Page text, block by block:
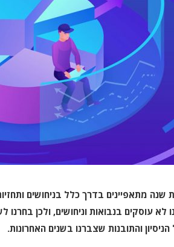
שנה מתאפיינים בדרך כלל בניחושים
והתובנות שצברנו בשנים האחרונות.